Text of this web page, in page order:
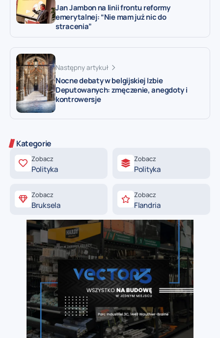
Jan Jambon na linii frontu reformy
emerytalnej: “Nie mam już nic do
stracenia”
Następny artykuł
Nocne debaty w belgijskiej Izbie
Deputowanych: zmęczenie, anegdoty i
kontrowersje
Kategorie
Zobacz
Polityka
Zobacz
Polityka
Zobacz
Bruksela
Zobacz
Flandria